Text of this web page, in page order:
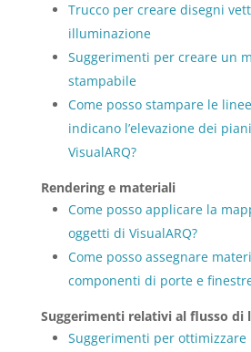
Trucco per creare disegni
illuminazione
Suggerimenti per creare un
stampabile
Come posso stampare le
indicano l’elevazione dei
VisualARQ?
Rendering e materiali
Come posso applicare la
oggetti di VisualARQ?
Come posso assegnare
componenti di porte e
Suggerimenti relativi al flusso di
Suggerimenti per ottimizzare